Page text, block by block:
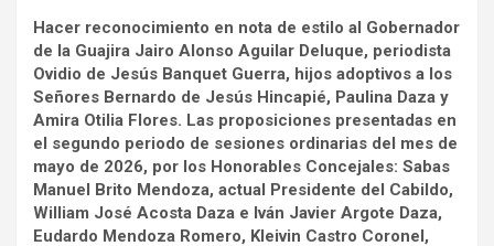
Hacer reconocimiento en nota de estilo al Gobernador
de la Guajira Jairo Alonso Aguilar Deluque, periodista
Ovidio de Jesús Banquet Guerra, hijos adoptivos a los
Señores Bernardo de Jesús Hincapié, Paulina Daza y
Amira Otilia Flores. Las proposiciones presentadas en
el segundo periodo de sesiones ordinarias del mes de
mayo de 2026, por los Honorables Concejales: Sabas
Manuel Brito Mendoza, actual Presidente del Cabildo,
William José Acosta Daza e Iván Javier Argote Daza,
Eudardo Mendoza Romero, Kleivin Castro Coronel,